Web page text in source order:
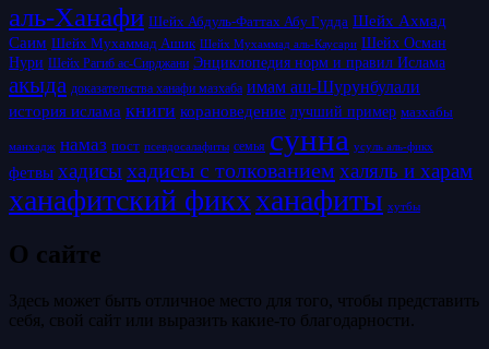
аль-Ханафи Шейх Абдуль-Фаттах Абу Гудда Шейх Ахмад
Саим Шейх Мухаммад Ашик Шейх Мухаммад аль-Каусари Шейх Осман
Нури Шейх Рагиб ас-Сирджани Энциклопедия норм и правил Ислама
акыда доказательства ханафи мазхаба имам аш-Шурунбулали
история ислама книги корановедение лучший пример мазхабы
манхадж намаз пост псевдосалафиты семья сунна усуль аль-фикх
фетвы хадисыхадисы с толкованием халяль и харам
ханафитский фикхханафиты хутбы
О сайте
Здесь может быть отличное место для того, чтобы представить
себя, свой сайт или выразить какие-то благодарности.